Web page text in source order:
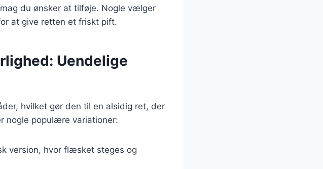
du ønsker at tilføje. Nogle vælger
at give retten et friskt pift.
Uendelige
hvilket gør den til en alsidig ret, der
nogle populære variationer:
version, hvor flæsket steges og